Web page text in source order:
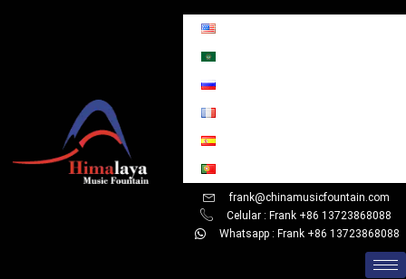
frank@chinamusicfountain.com
Celular : Frank +86 13723868088
Whatsapp : Frank +86 13723868088